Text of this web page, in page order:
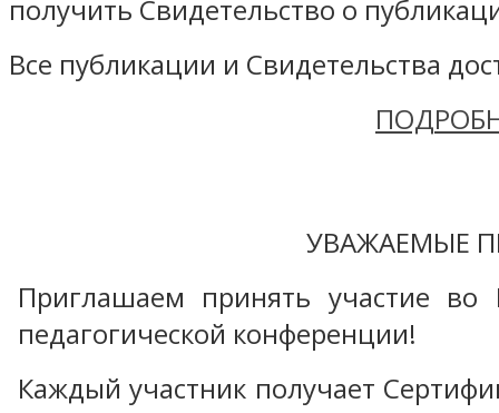
получить Свидетельство о
Все публикации и Свидетельства
УВАЖАЕМЫЕ
Приглашаем принять участие во
педагогической конференции!
Каждый участник получает